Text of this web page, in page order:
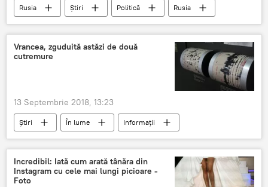
Rusia Știri Politică
Rusia
Margarita Simonyan
interviu
cazul Skripal
Vrancea, zguduită astăzi de două
cutremure
13 Septembrie 2018, 13:23
Știri În lume
Informații
Romania
Vrancea
seism
magnitudine
intensitate
adancime
doua cutremure
Incredibil: Iată cum arată tânăra din
Instagram cu cele mai lungi picioare -
Foto